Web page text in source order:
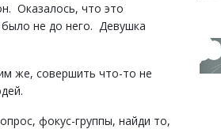
Оказалось, что это
не до него. Девушка
же, совершить что-то не
фокус-группы, найди то,